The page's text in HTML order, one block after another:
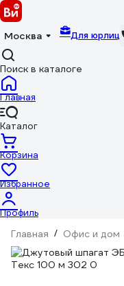
Москва Для юрлиц
Поиск в каталоге
Главная
Каталог
Корзина
Избранное
Профиль
Главная / Офис и дом